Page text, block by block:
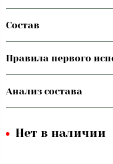
Состав
Правила первого
Анализ состава
Нет в наличии